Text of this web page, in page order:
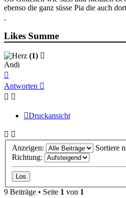
ebenso die ganz süsse Pia die auch
Likes Summe
(1)
Andi
oben
Antworten
Druckansicht
Anzeigen:
Sortiere
Richtung:
9 Beiträge • Seite 1 von 1